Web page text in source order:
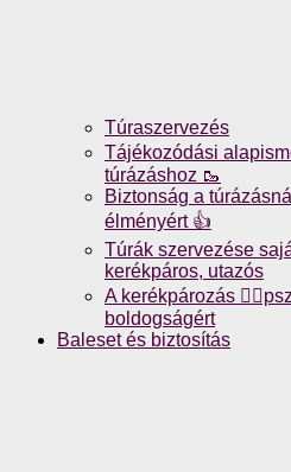
Túraszervezés
Tájékozódási
túrázáshoz 🥾
Biztonság a
élményért 👍
Túrák szervezése
kerékpáros, utazós
A kerékpározás
boldogságért
Baleset és biztosítás